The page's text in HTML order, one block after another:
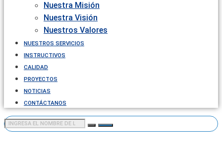
Nuestra Misión
Nuestra Visión
Nuestros Valores
NUESTROS SERVICIOS
INSTRUCTIVOS
CALIDAD
PROYECTOS
NOTICIAS
CONTÁCTANOS